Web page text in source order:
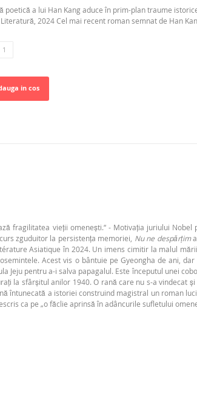
poetică a lui Han Kang aduce în prim-plan traume
2024 Cel mai recent roman semnat de Han
in cos
fragilitatea vieții omenești.“ - Motivația juriului
zguduitor la persistența memoriei, Nu ne despărțima
Asiatique în 2024. Un imens cimitir la malul
Acest vis o bântuie pe Gyeongha de ani,
pentru a-i salva papagalul. Este începutul unei
la sfârșitul anilor 1940. O rană care nu s-a vindecat
întunecată a istoriei construind magistral un roman
ca pe „o făclie aprinsă în adâncurile sufletului